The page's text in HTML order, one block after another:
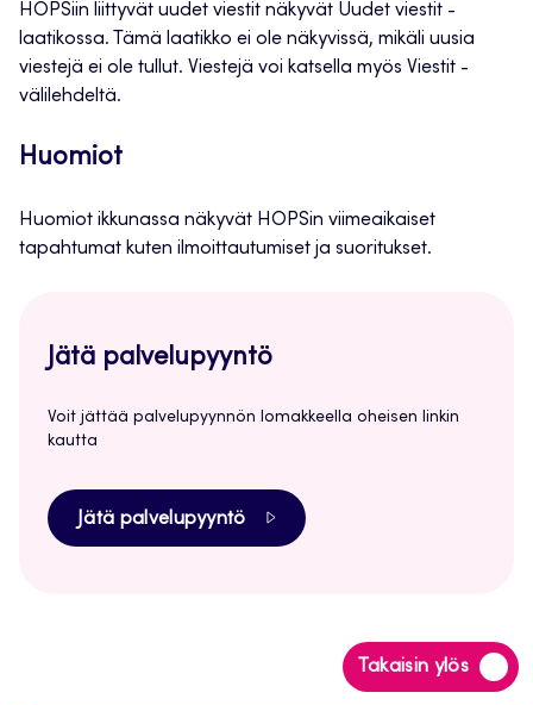
HOPSiin liittyvät uudet viestit näkyvät Uudet viestit -
laatikossa. Tämä laatikko ei ole näkyvissä, mikäli uusia
viestejä ei ole tullut. Viestejä voi katsella myös Viestit -
välilehdeltä.
Huomiot
Huomiot ikkunassa näkyvät HOPSin viimeaikaiset
tapahtumat kuten ilmoittautumiset ja suoritukset.
Jätä palvelupyyntö
Voit jättää palvelupyynnön lomakkeella oheisen linkin
kautta
Jätä palvelupyyntö
Takaisin ylös
Siirry
takaisin